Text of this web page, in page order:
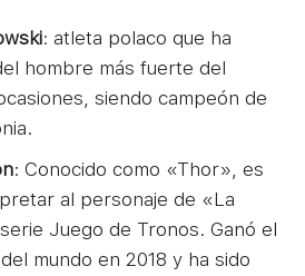
: atleta polaco que ha
hombre más fuerte del
siendo campeón de
: Conocido como «Thor», es
al personaje de «La
Juego de Tronos. Ganó el
mundo en 2018 y ha sido